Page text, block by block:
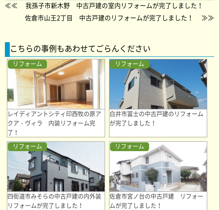
≪≪ 我孫子市新木野 中古戸建の室内リフォームが完了しました！
佐倉市山王2丁目 中古戸建のリフォームが完了しました！
≫≫
こちらの事例もあわせてごらんください
リフォーム
レイディアントシティ印西牧の原ア
クア・ヴィラ 内装リフォーム完
了！
リフォーム
白井市冨士の中古戸建のリフォーム
が完了しました！
リフォーム
四街道市みそらの中古戸建の内外装
リフォームが完了しました！
リフォーム
佐倉市宮ノ台の中古戸建 リフォー
ムが完了しました！